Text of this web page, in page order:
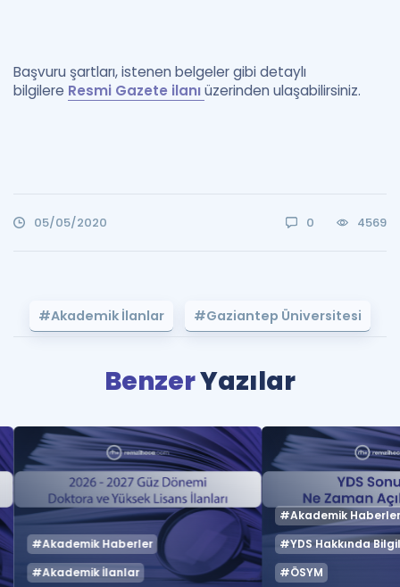
Başvuru şartları, istenen belgeler gibi detaylı
bilgilere Resmi Gazete ilanıüzerinden ulaşabilirsiniz.
05/05/2020 0 4569
#Akademik İlanlar #Gaziantep Üniversitesi
BenzerYazılar
#Akademik Haberler
#Akademik İlanlar
#Akademik
#YDS Hakkında
#ÖSYM